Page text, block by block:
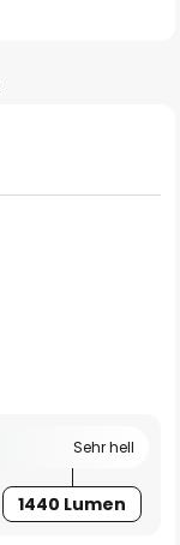
Sehr hell
1440 Lumen